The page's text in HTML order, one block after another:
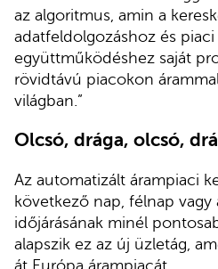
az algoritmus, amin a
adatfeldolgozáshoz és
együttműködéshez saját
rövidtávú piacokon
világban.”
Olcsó, drága, olcsó,
Az automatizált árampiaci
következő nap, félnap vagy
időjárásának minél
alapszik ez az új üzletág,
át Európa árampiacát.